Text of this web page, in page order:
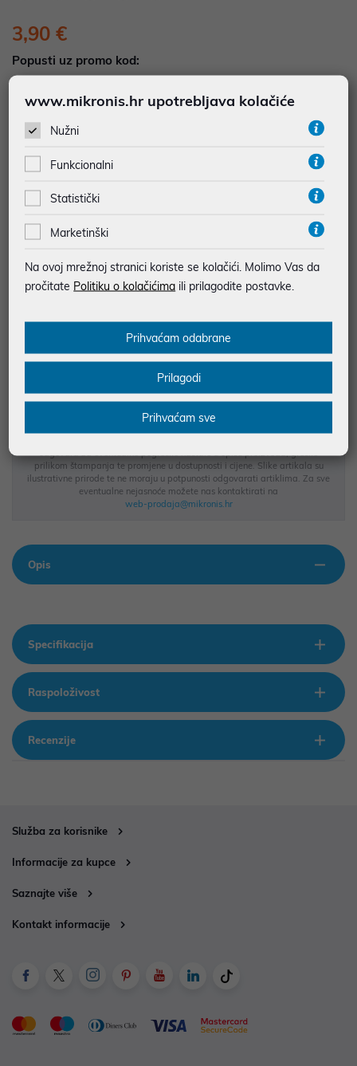
3,90 €
Popusti uz promo kod:
pay, Virman, Gotovina, Crypto) uz promo kod
"POPUST" , popusti se međusobno ne zbrajaju
Dodajte u košaricu
najam za pravne osobe od 12 do 36 mj. već od
Vidi detalje Pošalji upit
JAMSTVO 12 MJ.
odgovara za eventualne pogreške nastale u opisu proizvoda, greške
prilikom štampanja te promjene u dostupnosti i cijene. Slike artikala su
ilustrativne prirode te ne moraju u potpunosti odgovarati artiklima. Za sve
eventualne nejasnoće možete nas kontaktirati na
web-prodaja@mikronis.hr
Opis
Specifikacija
Raspoloživost
Recenzije
Služba za korisnike
Informacije za kupce
Saznajte više
Kontakt informacije
www.mikronis.hr upotrebljava kolačiće
Nužni
Funkcionalni
Statistički
Marketinški
Na ovoj mrežnoj stranici koriste se kolačići. Molimo Vas da
pročitate Politiku o kolačićima ili prilagodite postavke.
Prihvaćam odabrane
Prilagodi
Prihvaćam sve